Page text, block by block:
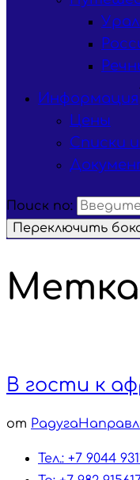
Урал
Информация
Цены
Списки
Поиск по:
Переключить
В гости к
от Радуга
Тел.: +7 9044